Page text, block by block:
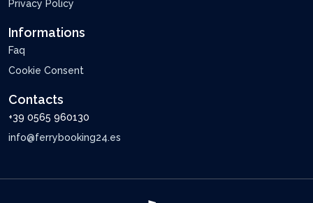
Privacy Policy
Informations
Faq
Cookie Consent
Contacts
+39 0565 960130
info@ferrybooking24.es